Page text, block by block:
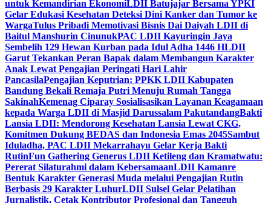
untuk Kemandirian EkonomiLDII Batujajar Bersama YPKI
Gelar Edukasi Kesehatan Deteksi Dini Kanker dan Tumor ke
WargaTulus Pribadi Memotivasi Bisnis Dai Daiyah LDII di
Baitul Manshurin CinunukPAC LDII Kayuringin Jaya
Sembelih 129 Hewan Kurban pada Idul Adha 1446 HLDII
Garut Tekankan Peran Bapak dalam Membangun Karakter
Anak Lewat Pengajian Peringati Hari Lahir
PancasilaPengajian Keputrian: PPKK LDII Kabupaten
Bandung Bekali Remaja Putri Menuju Rumah Tangga
SakinahKemenag Ciparay Sosialisasikan Layanan Keagamaan
kepada Warga LDII di Masjid Darussalam PakutandangBakti
Lansia LDII: Mendorong Kesehatan Lansia Lewat CKG,
Komitmen Dukung BEDAS dan Indonesia Emas 2045Sambut
Iduladha, PAC LDII Mekarrahayu Gelar Kerja Bakti
RutinFun Gathering Generus LDII Ketileng dan Kramatwatu:
Pererat Silaturahmi dalam KebersamaanLDII Kamanre
Bentuk Karakter Generasi Muda melalui Pengajian Rutin
Berbasis 29 Karakter LuhurLDII Sulsel Gelar Pelatihan
Jurnalistik, Cetak Kontributor Profesional dan Tangguh